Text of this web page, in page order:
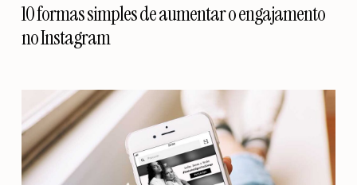
10 formas simples de aumentar o engajamento
no Instagram